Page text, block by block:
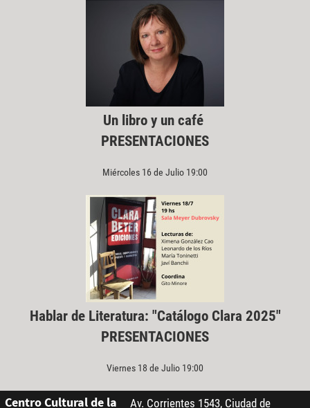
Un libro y un café
PRESENTACIONES
Miércoles 16 de Julio 19:00
Hablar de Literatura: "Catálogo Clara 2025"
PRESENTACIONES
Viernes 18 de Julio 19:00
Centro Cultural de la
Av. Corrientes 1543, Ciudad de